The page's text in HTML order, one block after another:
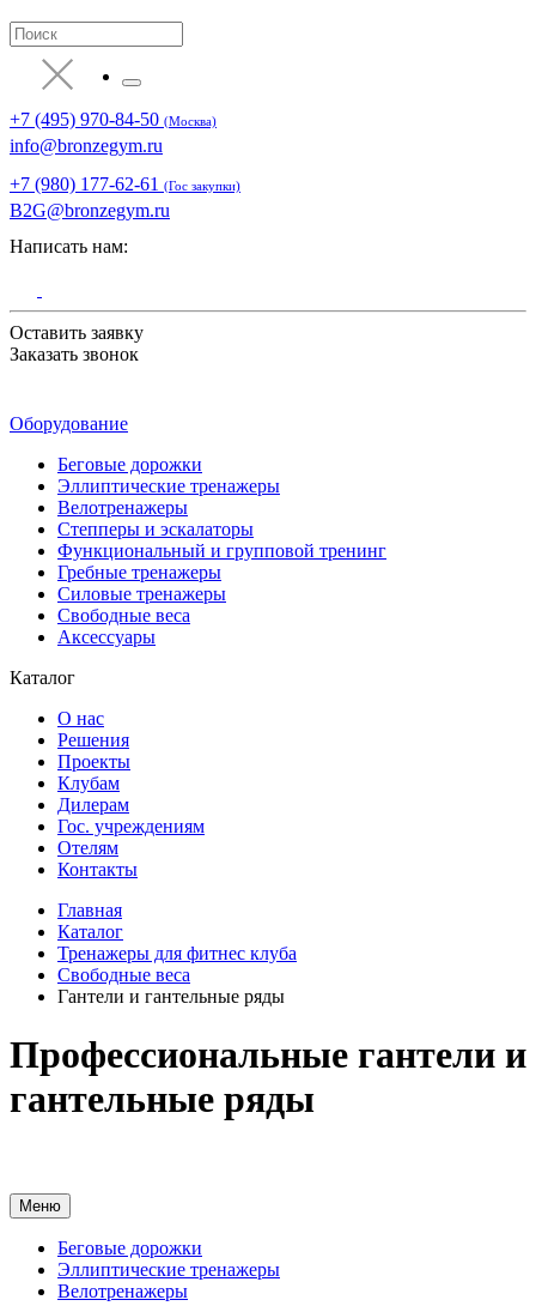
+7 (495) 970-84-50 (Москва)
info@bronzegym.ru
+7 (980) 177-62-61 (Гос закупки)
B2G@bronzegym.ru
Написать нам:
Оставить заявку
Заказать звонок
Оборудование
Беговые дорожки
Эллиптические тренажеры
Велотренажеры
Степперы и эскалаторы
Функциональный и групповой тренинг
Гребные тренажеры
Силовые тренажеры
Свободные веса
Аксессуары
Каталог
О нас
Решения
Проекты
Клубам
Дилерам
Гос. учреждениям
Отелям
Контакты
Главная
Каталог
Тренажеры для фитнес клуба
Свободные веса
Гантели и гантельные ряды
Профессиональные гантели и
гантельные ряды
Меню
Беговые дорожки
Эллиптические тренажеры
Велотренажеры